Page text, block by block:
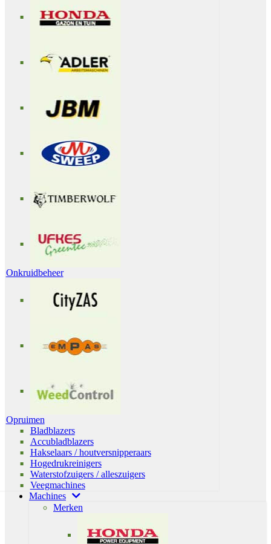
Onkruidbeheer
Opruimen
Bladblazers
Accubladblazers
Hakselaars / houtversnipperaars
Hogedrukreinigers
Waterstofzuigers / alleszuigers
Veegmachines
Machines
Merken